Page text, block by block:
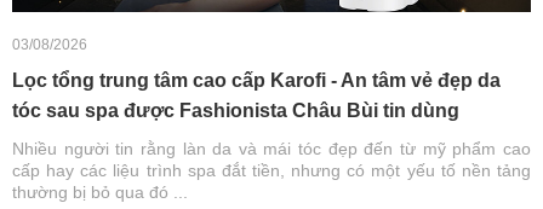
03/08/2026
Lọc tổng trung tâm cao cấp Karofi - An tâm vẻ đẹp da
tóc sau spa được Fashionista Châu Bùi tin dùng
Nhiều người tin rằng làn da và mái tóc đẹp đến từ mỹ phẩm cao
cấp hay các liệu trình spa đắt tiền, nhưng có một yếu tố nền tảng
thường bị bỏ qua đó ...